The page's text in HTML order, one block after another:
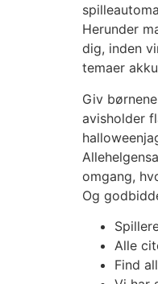
Herunder
dig, inden
temaer
Giv
avisholder
omgang,
Og
Alle
Find